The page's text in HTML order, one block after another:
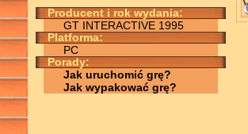
Producent i rok wydania:
GT INTERACTIVE 1995
Platforma:
PC
Porady:
Jak uruchomić grę?
Jak wypakować grę?